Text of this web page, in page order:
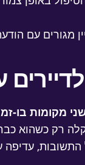
מקומות בו-
רק כשהוא
עדיפה